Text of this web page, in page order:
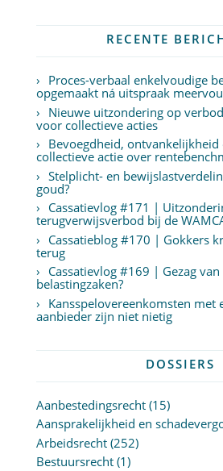
RECENTE
Proces-verbaal enkelvoudige
opgemaakt ná uitspraak
Nieuwe uitzondering op
voor collectieve acties
Bevoegdheid,
collectieve actie over
Stelplicht- en
goud?
Cassatievlog #171 |
terugverwijsverbod bij de
Cassatieblog #170 | Gokkers
terug
Cassatievlog #169 | Gezag
belastingzaken?
Kansspelovereenkomsten met
aanbieder zijn niet nietig
DOSSIERS
Aanbestedingsrecht(15)
Aansprakelijkheid en
Arbeidsrecht(252)
Bestuursrecht(1)